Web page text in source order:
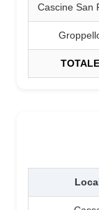
Cascine San
TOTALE